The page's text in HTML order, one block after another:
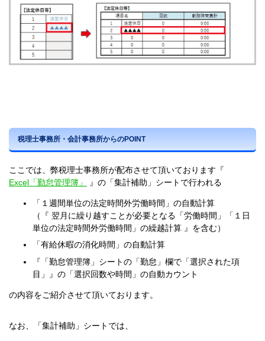
税理士事務所・会計事務所からのPOINT
ここでは、弊税理士事務所が配布させて頂いております『
Excel「勤怠管理簿」
』の「集計補助」シートで行われる
「１週間単位の法定時間外労働時間」の自動計算
（『 翌月に繰り越すことが必要となる「労働時間」「１日
単位の法定時間外労働時間」の繰越計算 』を含む）
「有給休暇の消化時間」の自動計算
『「勤怠管理簿」シートの「勤怠」欄で「選択された項
目」』の「選択回数や時間」の自動カウント
の内容をご紹介させて頂いております。
なお、「集計補助」シートでは、